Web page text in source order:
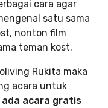
cara agar
satu sama
nonton film
teman kost.
Rukita maka
acara untuk
ada acara gratis